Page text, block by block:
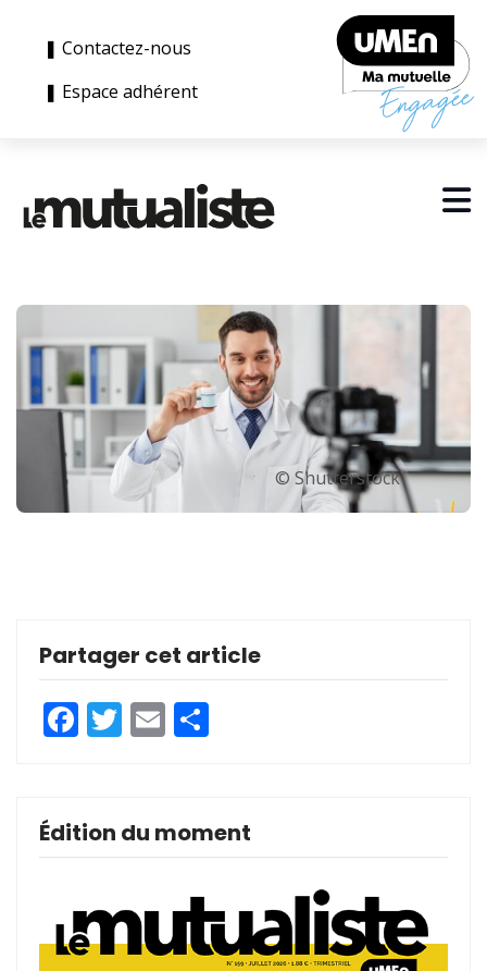
❚ Contactez-nous
❚ Espace adhérent
© Shutterstock
Partager cet article
Facebook
Twitter
Email
Édition du moment